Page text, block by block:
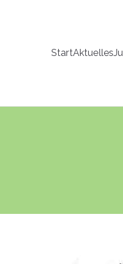
StartAktuelles